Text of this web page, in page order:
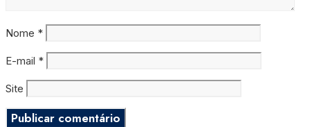
Nome *
E-mail *
Site